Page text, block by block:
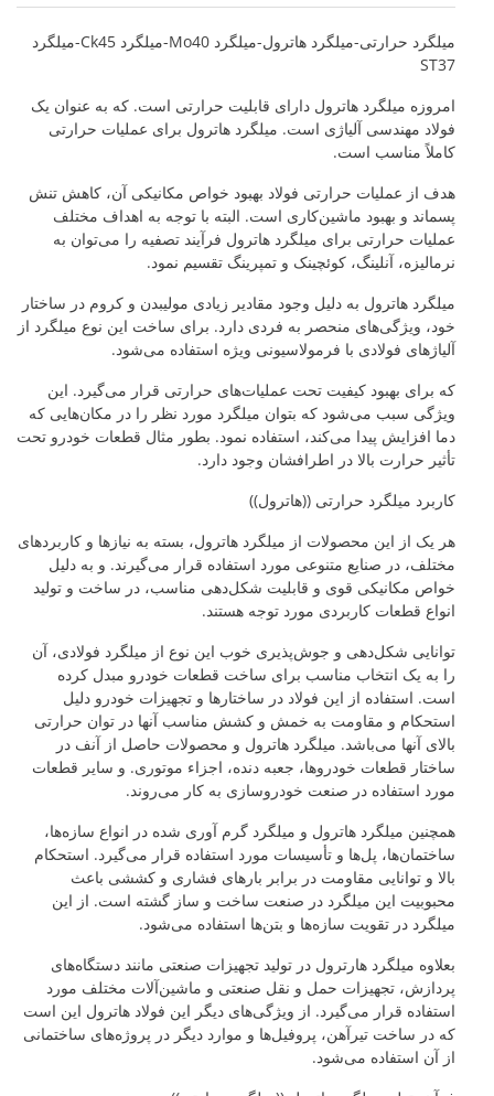
میلگرد حرارتی-میلگرد هاترول-میلگرد Mo40-میلگرد Ck45-میلگرد
ST37
امروزه میلگرد هاترول دارای قابلیت حرارتی است. که به عنوان یک
فولاد مهندسی آلیاژی است. میلگرد هاترول برای عملیات حرارتی
کاملاً مناسب است.
هدف از عملیات حرارتی فولاد بهبود خواص مکانیکی آن، کاهش تنش
پسماند و بهبود ماشین‌کاری است. البته با توجه به اهداف مختلف
عملیات حرارتی برای میلگرد هاترول فرآیند تصفیه را می‌توان به
نرمالیزه، آنلینگ، کوئچینک و تمپرینگ تقسیم نمود.
میلگرد هاترول به دلیل وجود مقادیر زیادی مولیبدن و کروم در ساختار
خود، ویژگی‌های منحصر به فردی دارد. برای ساخت این نوع میلگرد از
آلیاژهای فولادی با فرمولاسیونی ویژه استفاده می‌شود.
که برای بهبود کیفیت تحت عملیات‌های حرارتی قرار می‌گیرد. این
ویژگی سبب می‌شود که بتوان میلگرد مورد نظر را در مکان‌هایی که
دما افزایش پیدا می‌کند، استفاده نمود. بطور مثال قطعات خودرو تحت
تأثیر حرارت بالا در اطرافشان وجود دارد.
کاربرد میلگرد حرارتی ((هاترول))
هر یک از این محصولات از میلگرد هاترول، بسته به نیازها و کاربردهای
مختلف، در صنایع متنوعی مورد استفاده قرار می‌گیرند. و به دلیل
خواص مکانیکی قوی و قابلیت شکل‌دهی مناسب، در ساخت و تولید
انواع قطعات کاربردی مورد توجه هستند.
توانایی شکل‌دهی و جوش‌پذیری خوب این نوع از میلگرد فولادی، آن
را به یک انتخاب مناسب برای ساخت قطعات خودرو مبدل کرده
است. استفاده از این فولاد در ساختارها و تجهیزات خودرو دلیل
استحکام و مقاومت به خمش و کشش مناسب آنها در توان حرارتی
بالای آنها می‌باشد. میلگرد هاترول و محصولات حاصل از آنف در
ساختار قطعات خودروها، جعبه دنده، اجزاء موتوری. و سایر قطعات
مورد استفاده در صنعت خودروسازی به کار می‌روند.
همچنین میلگرد هاترول و میلگرد گرم آوری شده در انواع سازه‌ها،
ساختمان‌ها، پل‌ها و تأسیسات مورد استفاده قرار می‌گیرد. استحکام
بالا و توانایی مقاومت در برابر بارهای فشاری و کششی باعث
محبوبیت این میلگرد در صنعت ساخت و ساز گشته است. از این
میلگرد در تقویت سازه‌ها و بتن‌ها استفاده می‌شود.
بعلاوه میلگرد هارترول در تولید تجهیزات صنعتی مانند دستگاه‌های
پردازش، تجهیزات حمل و نقل صنعتی و ماشین‌آلات مختلف مورد
استفاده قرار می‌گیرد. از ویژگی‌های دیگر این فولاد هاترول این است
که در ساخت تیرآهن، پروفیل‌ها و موارد دیگر در پروژه‌های ساختمانی
از آن استفاده می‌شود.